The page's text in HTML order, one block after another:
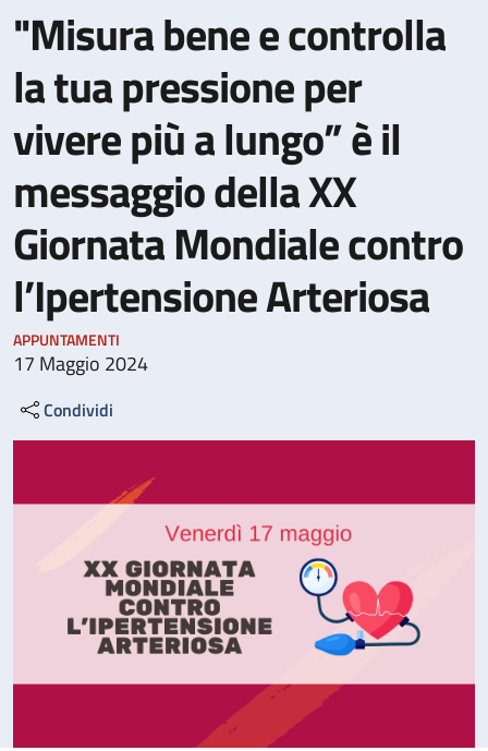
"Misura bene e controlla
la tua pressione per
vivere più a lungo” è il
messaggio della XX
Giornata Mondiale contro
l’Ipertensione Arteriosa
APPUNTAMENTI
17 Maggio 2024
Condividi